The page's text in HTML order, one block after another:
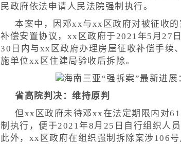
民政府依法申请人民法院强制执行。
本案中，因邓xx与xx区政府对被征收
补偿安置协议，xx区政府于2021年5月27
30日内与xx区政府办理房屋征收补偿手续
施单位xx区住建局验收后拆除。
省高院判决：维持原判
但xx区政府未待邓xx在法定期限内对
制执行，便于2021年8月25日自行组织人
此外，xx区政府在组织强制拆除案涉106